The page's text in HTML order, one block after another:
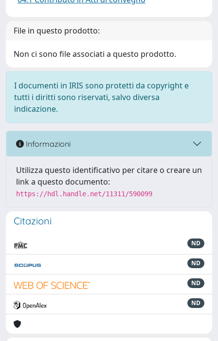
File in questo prodotto:
Non ci sono file associati a questo prodotto.
I documenti in IRIS sono protetti da copyright e
tutti i diritti sono riservati, salvo diversa
indicazione.
Informazioni
Utilizza questo identificativo per citare o creare un
link a questo documento:
https://hdl.handle.net/11311/590099
Citazioni
ND
ND
ND
ND